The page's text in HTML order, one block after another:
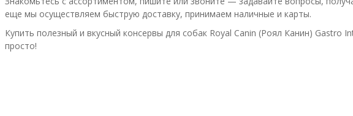
еще мы осуществляем быструю доставку, принимаем наличные и карты.
Купить полезный и вкусный консервы для собак Royal Canin (Роял Канин) Gastro
просто!